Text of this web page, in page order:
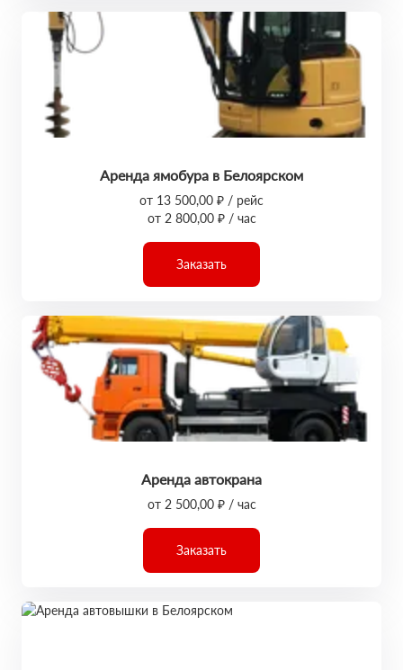
Аренда ямобура в Белоярском
от 13 500,00 ₽ / рейс
от 2 800,00 ₽ / час
Заказать
Аренда автокрана
от 2 500,00 ₽ / час
Заказать